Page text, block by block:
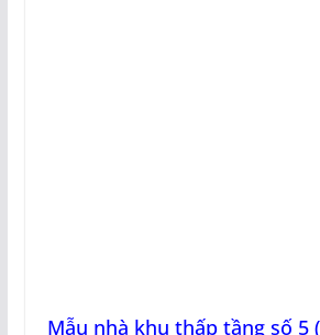
Mẫu nhà khu thấp tầng số 5